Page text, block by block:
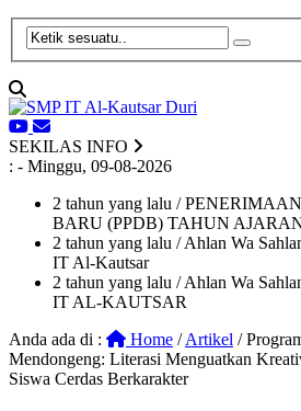
SEKILAS INFO
: - Minggu, 09-08-2026
2 tahun yang lalu /
BARU (PPDB) TAHUN
2 tahun yang lalu / Ahlan Wa
IT Al-Kautsar
2 tahun yang lalu / Ahlan Wa
IT AL-KAUTSAR
Anda ada di :
Home /Artikel /
Mendongeng: Literasi Menguatkan
Siswa Cerdas Berkarakter